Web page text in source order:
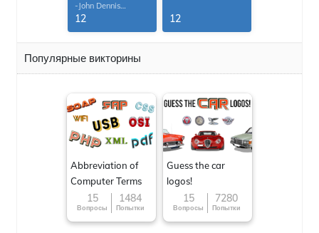
-John Dennis
G.Thomas
12 12
Популярные викторины
Abbreviation of
Computer Terms
15
Вопросы
1484
Попытки
Guess the car
logos!
15
Вопросы
7280
Попытки